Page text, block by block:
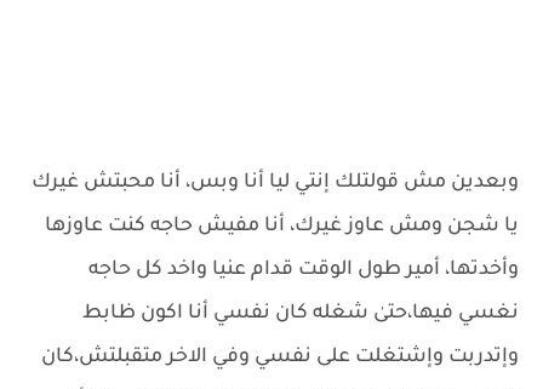
وبعدين مش قولتلك إنتي ليا أنا وبس، أنا محبتش غيرك
يا شجن ومش عاوز غيرك، أنا مفيش حاجه كنت عاوزها
وأخدتها، أمير طول الوقت قدام عنيا واخد كل حاجه
نغسي فيها،حتىٰ شغله كان نفسي أنا اكون ظابط
وإتدربت وإشتغلت على نفسي وفي الاخر متقبلتش،كان